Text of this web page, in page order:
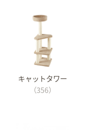
キャットタワー
（356）